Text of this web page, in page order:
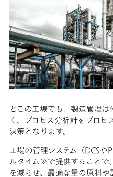
どこの工場でも、製造管理は
く、プロセス分析計をプロ
決策となります。
工場の管理システム（DCS
ルタイム≫で提供することで
を減らせ、最適な量の原料や